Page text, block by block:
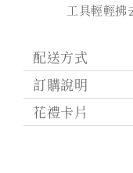
工具輕輕拂
配送方式
訂購說明
花禮卡片